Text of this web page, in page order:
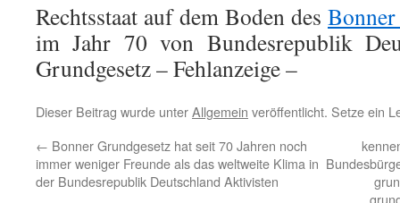
Rechtsstaat auf dem Boden des Bonner
im Jahr 70 von Bundesrepublik
Grundgesetz – Fehlanzeige –
Dieser Beitrag wurde unterAllgemein veröffentlicht. Setze ein
← Bonner Grundgesetz hat seit 70 Jahren noch
immer weniger Freunde als das weltweite Klima in
der Bundesrepublik Deutschland Aktivisten